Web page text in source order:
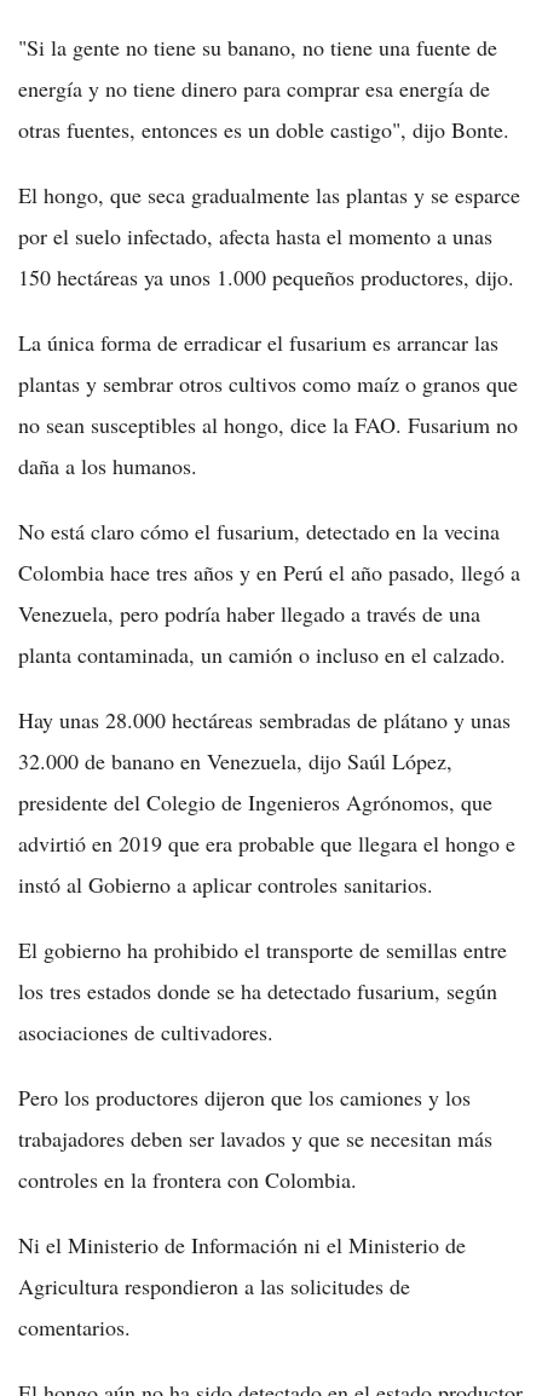
"Si la gente no tiene su banano, no tiene una fuente de
energía y no tiene dinero para comprar esa energía de
otras fuentes, entonces es un doble castigo", dijo Bonte.
El hongo, que seca gradualmente las plantas y se esparce
por el suelo infectado, afecta hasta el momento a unas
150 hectáreas ya unos 1.000 pequeños productores, dijo.
La única forma de erradicar el fusarium es arrancar las
plantas y sembrar otros cultivos como maíz o granos que
no sean susceptibles al hongo, dice la FAO. Fusarium no
daña a los humanos.
No está claro cómo el fusarium, detectado en la vecina
Colombia hace tres años y en Perú el año pasado, llegó a
Venezuela, pero podría haber llegado a través de una
planta contaminada, un camión o incluso en el calzado.
Hay unas 28.000 hectáreas sembradas de plátano y unas
32.000 de banano en Venezuela, dijo Saúl López,
presidente del Colegio de Ingenieros Agrónomos, que
advirtió en 2019 que era probable que llegara el hongo e
instó al Gobierno a aplicar controles sanitarios.
El gobierno ha prohibido el transporte de semillas entre
los tres estados donde se ha detectado fusarium, según
asociaciones de cultivadores.
Pero los productores dijeron que los camiones y los
trabajadores deben ser lavados y que se necesitan más
controles en la frontera con Colombia.
Ni el Ministerio de Información ni el Ministerio de
Agricultura respondieron a las solicitudes de
comentarios.